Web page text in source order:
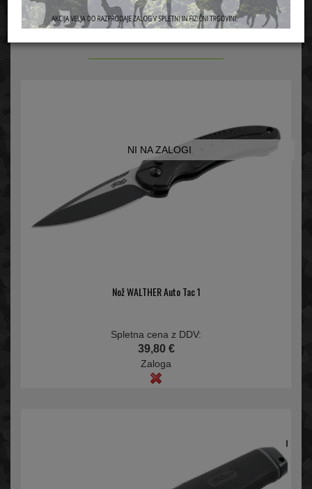
Walther
NI NA ZALOGI
Nož WALTHER Auto Tac 1
Spletna cena z DDV:
39,80 €
Zaloga